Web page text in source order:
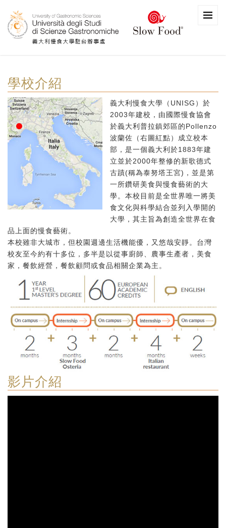
學校介紹
義大利慢食大學（UNISG）於
2003年建校，由國際慢食協會
於義大利普拉鎮郊區的Pollenzo
波蘭佐（右圖紅點）成立校本
部，是一個義大利於1883年建
立並於2000年整修的新歌德式
古蹟(稱為泰努塔王宮)，並是第
一所鑽研美食與慢食藝術的大
學。本校目前是全世界唯一將美
食文化與科學結合並列入學開的
大學，其主旨為創造全世界在食
品上面的慢食藝術。
本校雖非大城市，但校園週邊生活機能優，又悠哉安靜。台灣
校友至今約有十多位，多半是以從事廚師、農事生產者，美食
家，餐飲經營，餐飲顧問或食品相關企業為主。
影片介紹